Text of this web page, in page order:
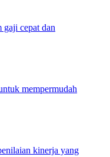
cepat dan
mempermudah
kinerja yang